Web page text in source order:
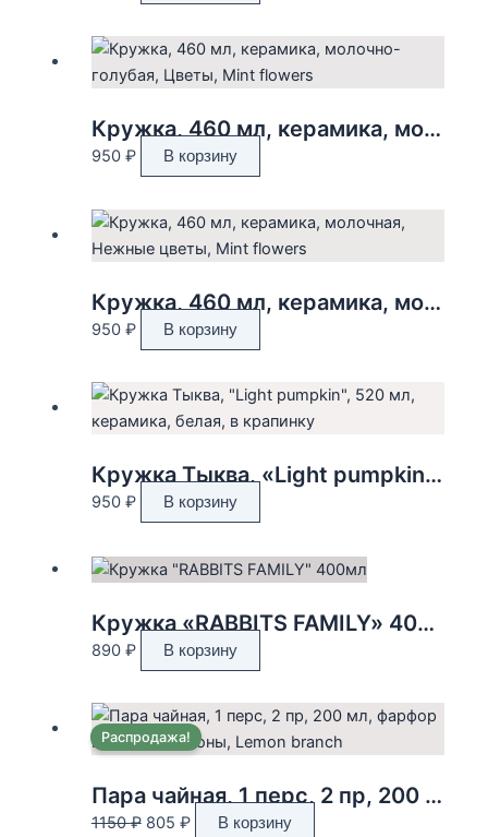
Кружка, 460 мл, керамика, молочно-голубая, Цветы, Mint flowers
950 ₽ В корзину
Кружка, 460 мл, керамика, молочная, Нежные цветы, Mint flowers
950 ₽ В корзину
Кружка Тыква, «Light pumpkin», 520 мл, керамика, белая, в крапинку
950 ₽ В корзину
Кружка «RABBITS FAMILY» 400мл
890 ₽ В корзину
Распродажа!
Пара чайная, 1 перс, 2 пр, 200 мл, фарфор P, белая, Лимоны, Lemon branch
1150₽ Первоначальная
805 ₽Текущая
В корзину